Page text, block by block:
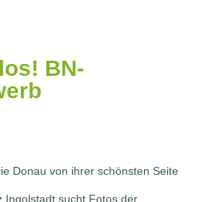
BN-
Donau von ihrer schönsten Seite
Ingolstadt sucht Fotos der